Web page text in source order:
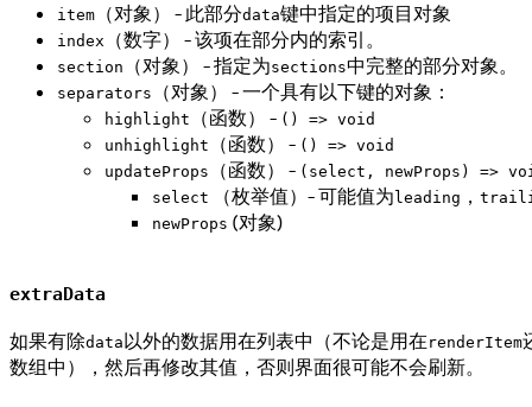
item （对象） - 此部分data键中指定的项目对象
index （数字） - 该项在部分内的索引。
section （对象） - 指定为sections中完整的部分对象。
separators （对象） - 一个具有以下键的对象：
highlight （函数） - () => void
unhighlight
（函数） - () => void
updateProps
（函数） - (select, newProps) =>
select
（枚举值）- 可能值为 leading ，
newProps (对象)
extraData
如果有除data以外的数据用在列表中（不论是用在 renderItem
数组中），然后再修改其值，否则界面很可能不会刷新。